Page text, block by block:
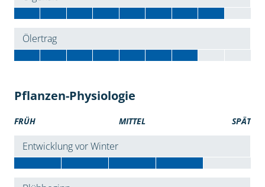
Ölertrag
Pflanzen-Physiologie
FRÜH MITTEL SPÄT
Entwicklung vor Winter